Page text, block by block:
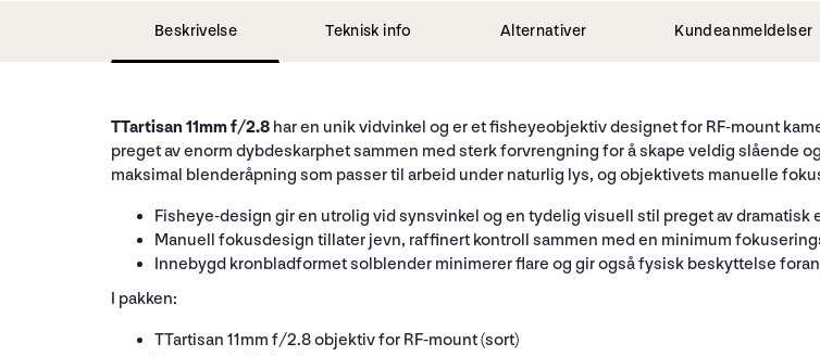
Beskrivelse Teknisk info Alternativer Kundeanmeldelser
TTartisan 11mm f/2.8 har en unik vidvinkel og er et fisheyeobjektiv designet for RF-mount
preget av enorm dybdeskarphet sammen med sterk forvrengning for å skape veldig slående
maksimal blenderåpning som passer til arbeid under naturlig lys, og objektivets manuelle
Fisheye-design gir en utrolig vid synsvinkel og en tydelig visuell stil preget av
Manuell fokusdesign tillater jevn, raffinert kontroll sammen med en minimum
Innebygd kronbladformet solblender minimerer flare og gir også fysisk beskyttelse
I pakken:
TTartisan 11mm f/2.8 objektiv for RF-mount (sort)